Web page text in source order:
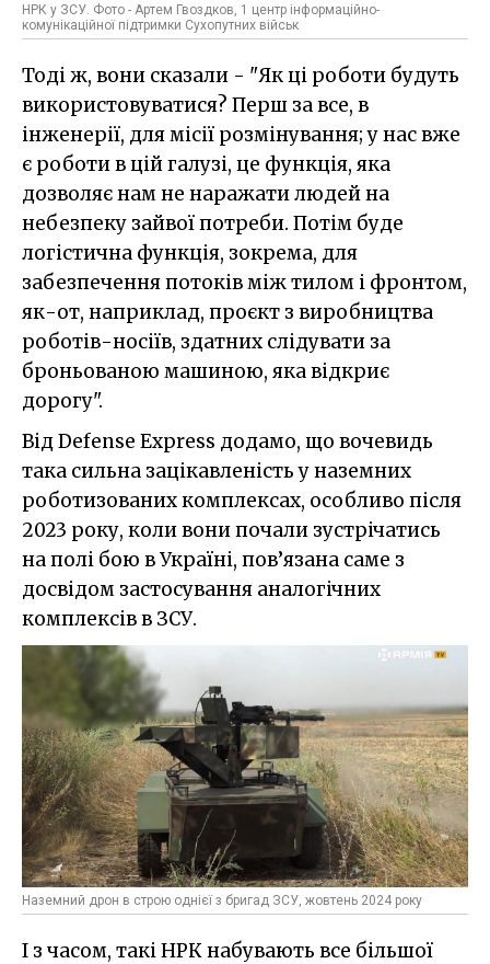
НРК у ЗСУ. Фото - Артем Гвоздков, 1 центр інформаційно-
комунікаційної підтримки Сухопутних військ
Тоді ж, вони сказали - "Як ці роботи будуть
використовуватися? Перш за все, в
інженерії, для місії розмінування; у нас вже
є роботи в цій галузі, це функція, яка
дозволяє нам не наражати людей на
небезпеку зайвої потреби. Потім буде
логістична функція, зокрема, для
забезпечення потоків між тилом і фронтом,
як-от, наприклад, проєкт з виробництва
роботів-носіїв, здатних слідувати за
броньованою машиною, яка відкриє
дорогу".
Від Defense Express додамо, що вочевидь
така сильна зацікавленість у наземних
роботизованих комплексах, особливо після
2023 року, коли вони почали зустрічатись
на полі бою в Україні, пов’язана саме з
досвідом застосування аналогічних
комплексів в ЗСУ.
Наземний дрон в строю однієї з бригад ЗСУ, жовтень 2024 року
І з часом, такі НРК набувають все більшої